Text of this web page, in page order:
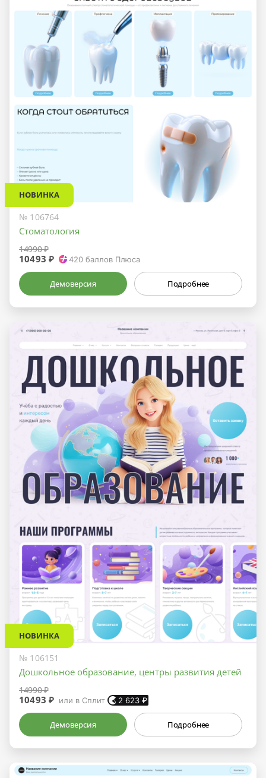
НОВИНКА
№ 106764
Стоматология
14990 ₽
10493 ₽ 420 баллов Плюса
Демоверсия Подробнее
НОВИНКА
№ 106151
Дошкольное образование, центры развития детей
14990 ₽
10493 ₽ или в Сплит 2 623 ₽
Демоверсия Подробнее